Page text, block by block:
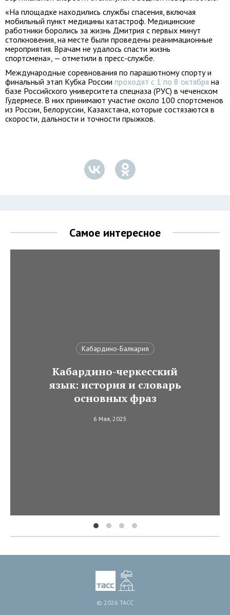
«На площадке находились службы спасения, включая
мобильный пункт медицины катастроф. Медицинские
работники боролись за жизнь Дмитрия с первых минут
столкновения, на месте были проведены реанимационные
мероприятия. Врачам не удалось спасти жизнь
спортсмена», — отметили в пресс-службе.
Международные соревнования по парашютному спорту и
финальный этап Кубка России проходят с 1 по 8 октября на
базе Российского университета спецназа (РУС) в чеченском
Гудермесе. В них принимают участие около 100 спортсменов
из России, Белоруссии, Казахстана, которые состязаются в
скорости, дальности и точности прыжков.
Самое интересное
Кабардино-Балкария
Кабардино-черкесский
язык: история и словарь
основных фраз
6 Мая, 2025
© 2026 ТАСС